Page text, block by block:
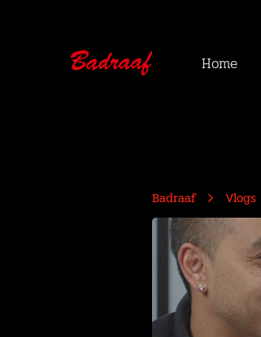
Home
Badraaf Vlogs